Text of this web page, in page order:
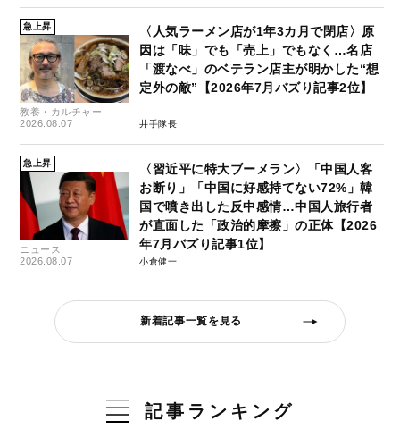
急上昇
教養・カルチャー
2026.08.07
〈人気ラーメン店が1年3カ月で閉店〉原
因は「味」でも「売上」でもなく…名店
「渡なべ」のベテラン店主が明かした“想
定外の敵”【2026年7月バズり記事2位】
井手隊長
急上昇
ニュース
2026.08.07
〈習近平に特大ブーメラン〉「中国人客
お断り」「中国に好感持てない72%」韓
国で噴き出した反中感情…中国人旅行者
が直面した「政治的摩擦」の正体【2026
年7月バズり記事1位】
小倉健一
新着記事一覧を見る
記事ランキング